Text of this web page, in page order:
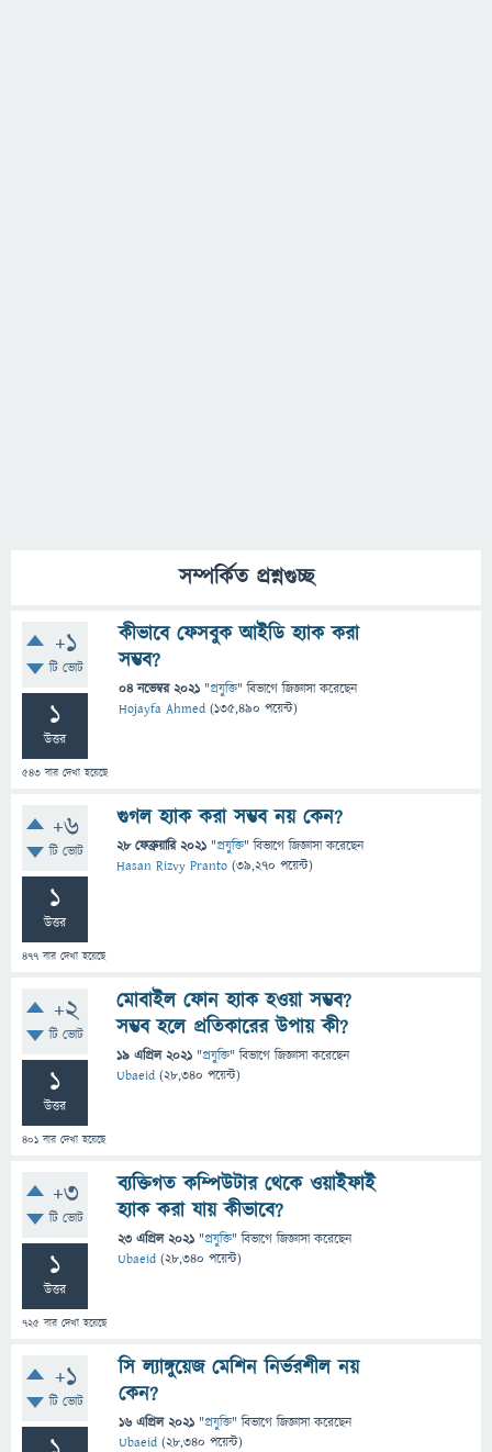
সম্পর্কিত প্রশ্নগুচ্ছ
+1
টি ভোট
1
উত্তর
543 বার দেখা হয়েছে
কীভাবে ফেসবুক আইডি হ্যাক করা
সম্ভব?
04 নভেম্বর 2021 "প্রযুক্তি" বিভাগে জিজ্ঞাসাকরেছেন
Hojayfa Ahmed (135,490 পয়েন্ট)
+6
টি ভোট
1
উত্তর
477 বার দেখা হয়েছে
গুগল হ্যাক করা সম্ভব নয় কেন?
28 ফেব্রুয়ারি 2021 "প্রযুক্তি" বিভাগে জিজ্ঞাসাকরেছেন
Hasan Rizvy Pranto (39,270 পয়েন্ট)
+2
টি ভোট
1
উত্তর
401 বার দেখা হয়েছে
মোবাইল ফোন হ্যাক হওয়া সম্ভব?
সম্ভব হলে প্রতিকারের উপায় কী?
19 এপ্রিল 2021 "প্রযুক্তি" বিভাগে জিজ্ঞাসাকরেছেন
Ubaeid (28,340 পয়েন্ট)
+3
টি ভোট
1
উত্তর
725 বার দেখা হয়েছে
ব্যক্তিগত কম্পিউটার থেকে ওয়াইফাই
হ্যাক করা যায় কীভাবে?
23 এপ্রিল 2021 "প্রযুক্তি" বিভাগে জিজ্ঞাসাকরেছেন
Ubaeid (28,340 পয়েন্ট)
+1
টি ভোট
সি ল্যাঙ্গুয়েজ মেশিন নির্ভরশীল নয়
কেন?
16 এপ্রিল 2021 "প্রযুক্তি" বিভাগে জিজ্ঞাসাকরেছেন
Ubaeid (28,340 পয়েন্ট)